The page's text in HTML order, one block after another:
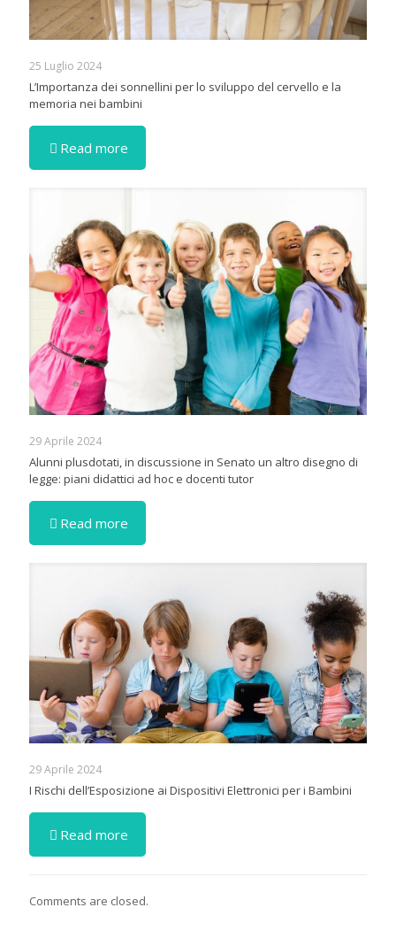
25 Luglio 2024
L’Importanza dei sonnellini per lo sviluppo del cervello e la
memoria nei bambini
Read more
29 Aprile 2024
Alunni plusdotati, in discussione in Senato un altro disegno di
legge: piani didattici ad hoc e docenti tutor
Read more
29 Aprile 2024
I Rischi dell’Esposizione ai Dispositivi Elettronici per i Bambini
Read more
Comments are closed.